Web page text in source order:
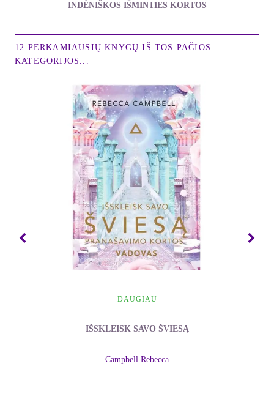
INDĖNIŠKOS IŠMINTIES KORTOS
Sams Jamie & Carson David
12 PERKAMIAUSIŲ KNYGŲ IŠ TOS PAČIOS
KATEGORIJOS...
DAUGIAU
IŠSKLEISK SAVO ŠVIESĄ
Campbell Rebecca